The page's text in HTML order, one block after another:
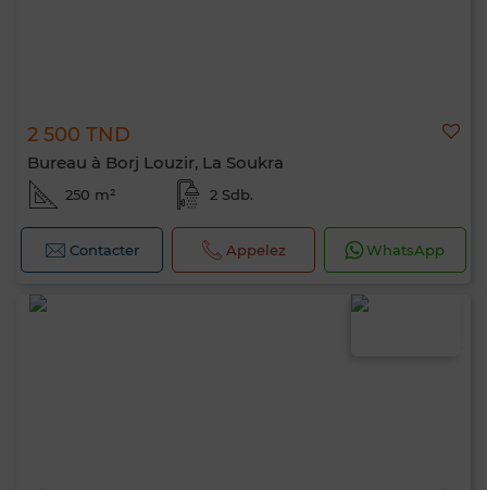
2 500 TND
Bureau à Borj Louzir, La Soukra
250 m² 2 Sdb.
Contacter Appelez WhatsApp